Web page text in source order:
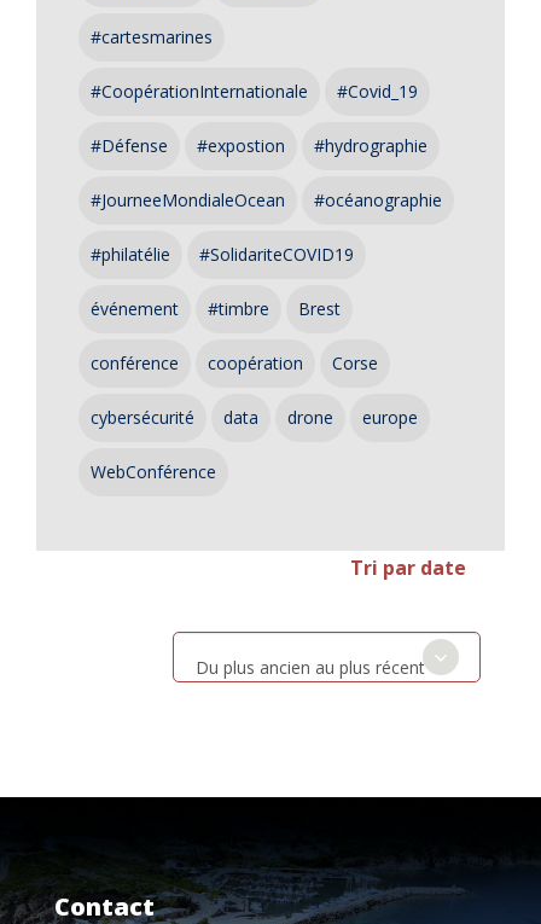
#cartesmarines
#CoopérationInternationale #Covid_19
#Défense #expostion #hydrographie
#JourneeMondialeOcean #océanographie
#philatélie #SolidariteCOVID19
événement #timbre Brest
conférence coopération Corse
cybersécurité data drone europe
WebConférence
Tri par date
Du plus ancien au plus récent
Contact